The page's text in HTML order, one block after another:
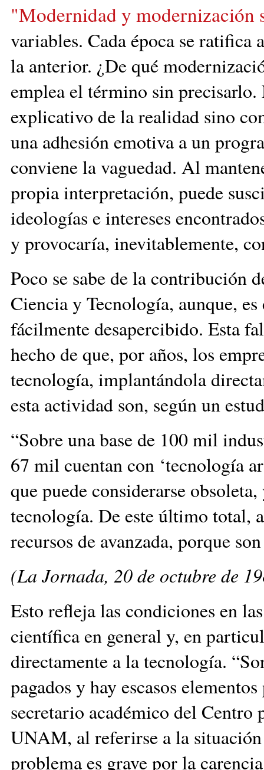
"Modernidad y modernización
variables. Cada época se ratifica
la anterior. ¿De qué
emplea el término sin precisarlo.
explicativo de la realidad sino
una adhesión emotiva a un
conviene la vaguedad. Al
propia interpretación, puede
ideologías e intereses
y provocaría, inevitablemente,
Poco se sabe de la contribución
Ciencia y Tecnología, aunque,
fácilmente desapercibido. Esta
hecho de que, por años, los
tecnología, implantándola
esta actividad son, según un
“Sobre una base de 100 mil
67 mil cuentan con ‘tecnología
que puede considerarse
tecnología. De este último total,
recursos de avanzada, porque
(La Jornada, 20 de octubre de
Esto refleja las condiciones en
científica en general y, en
directamente a la tecnología.
pagados y hay escasos
secretario académico del
UNAM, al referirse a la
problema es grave por la